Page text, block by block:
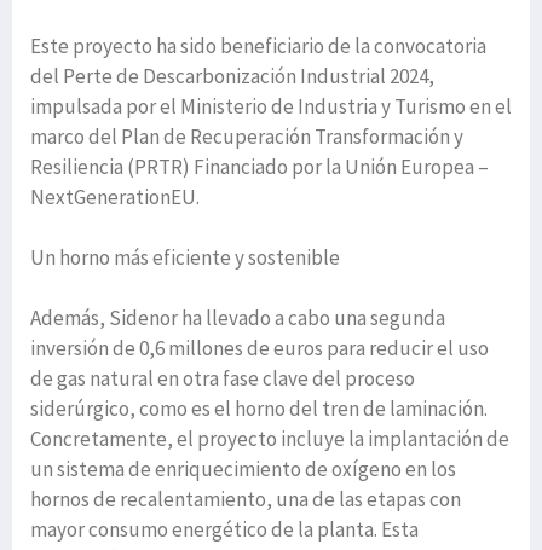
Este proyecto ha sido beneficiario de la convocatoria
del Perte de Descarbonización Industrial 2024,
impulsada por el Ministerio de Industria y Turismo en el
marco del Plan de Recuperación Transformación y
Resiliencia (PRTR) Financiado por la Unión Europea –
NextGenerationEU.
Un horno más eficiente y sostenible
Además, Sidenor ha llevado a cabo una segunda
inversión de 0,6 millones de euros para reducir el uso
de gas natural en otra fase clave del proceso
siderúrgico, como es el horno del tren de laminación.
Concretamente, el proyecto incluye la implantación de
un sistema de enriquecimiento de oxígeno en los
hornos de recalentamiento, una de las etapas con
mayor consumo energético de la planta. Esta